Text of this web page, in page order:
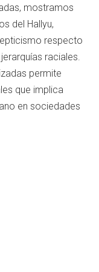
mostramos
del Hallyu,
respecto
raciales.
permite
que implica
en sociedades